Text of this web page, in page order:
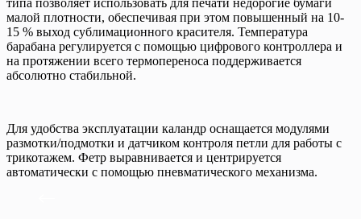
малой плотности, обеспечивая при этом повышенный на 10-
15 % выход сублимационного красителя. Температура
барабана регулируется с помощью цифрового контроллера и
на протяжении всего термопереноса поддерживается
абсолютно стабильной.
Для удобства эксплуатации каландр оснащается модулями
размотки/подмотки и датчиком контроля петли для работы с
трикотажем. Фетр выравнивается и центрируется
автоматически с помощью пневматического механизма.